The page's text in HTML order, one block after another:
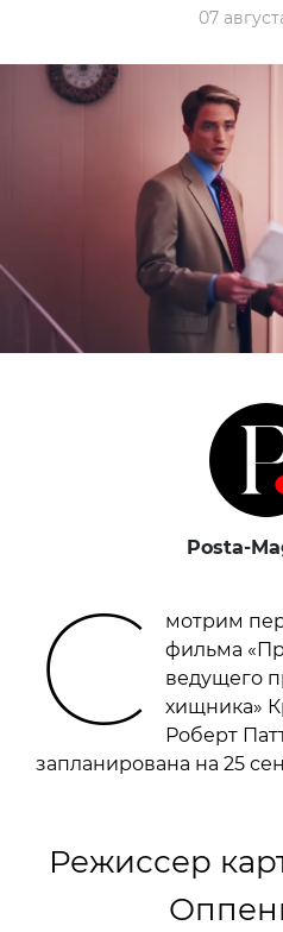
07
Posta-
С
мотрим
фильма
ведущего
хищника»
Роберт
запланирована на 25
Режиссер